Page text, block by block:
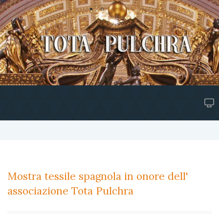
Mostra tessile spagnola in onore dell'
associazione Tota Pulchra